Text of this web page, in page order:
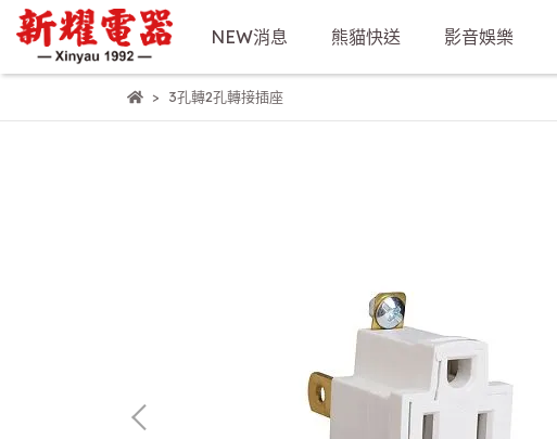
NEW消息 熊貓快送 影音娛樂
3孔轉2孔轉接插座